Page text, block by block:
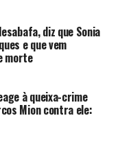
mais um
que eu vou
calado com ela”
que ela não ia
ver a Drão.
Ela vai me
diz que Sonia
e que vem
morte
à queixa-crime
Mion contra ele: